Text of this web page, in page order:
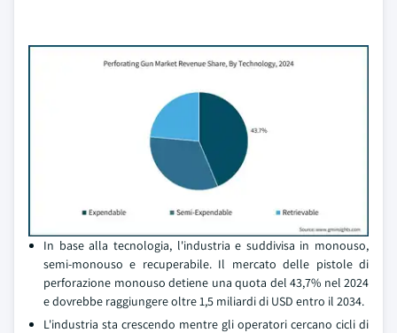
In base alla tecnologia, l'industria e suddivisa in monouso,
semi-monouso e recuperabile. Il mercato delle pistole di
perforazione monouso detiene una quota del 43,7% nel 2024
e dovrebbe raggiungere oltre 1,5 miliardi di USD entro il 2034.
L'industria sta crescendo mentre gli operatori cercano cicli di